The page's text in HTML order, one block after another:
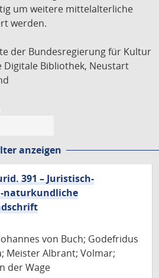
um weitere mittelalterliche
werden.
der Bundesregierung für Kultur
Digitale Bibliothek, Neustart
anzeigen
391 – Juristisch-
naturkundliche
von Buch; Godefridus
Meister Albrant; Volmar;
der Wage